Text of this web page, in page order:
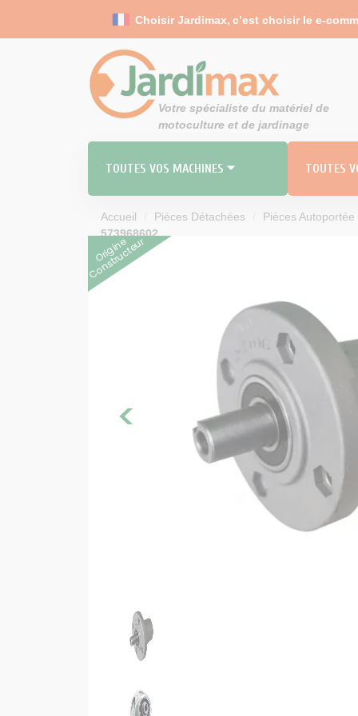
Choisir Jardimax, c’est choisir le e-
Votre spécialiste du matériel de
motoculture et de jardinage
TOUTES VOS MACHINES ⏷ TOUTES
Filtre
Joints
Moteur
Accueil Pièces Détachées Pièces Autoportée
573968602
Origine
Constructeur
<